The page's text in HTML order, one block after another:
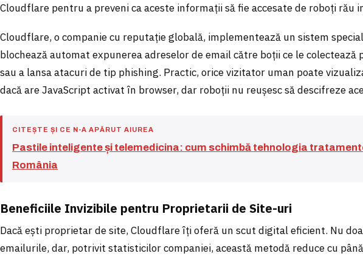
Cloudflare pentru a preveni ca aceste informații să fie accesate de roboți rău
Cloudflare, o companie cu reputație globală, implementează un sistem
blochează automat expunerea adreselor de email către boții ce le
sau a lansa atacuri de tip phishing. Practic, orice vizitator uman poate
dacă are JavaScript activat în browser, dar roboții nu reușesc să descifreze
CITEȘTE ȘI CE N-A APĂRUT AIUREA
Pastile inteligente și telemedicina: cum schimbă tehnologia
România
Beneficiile Invizibile pentru Proprietarii de Site-uri
Dacă ești proprietar de site, Cloudflare îți oferă un scut digital eficient. Nu
emailurile, dar, potrivit statisticilor companiei, această metodă reduce cu